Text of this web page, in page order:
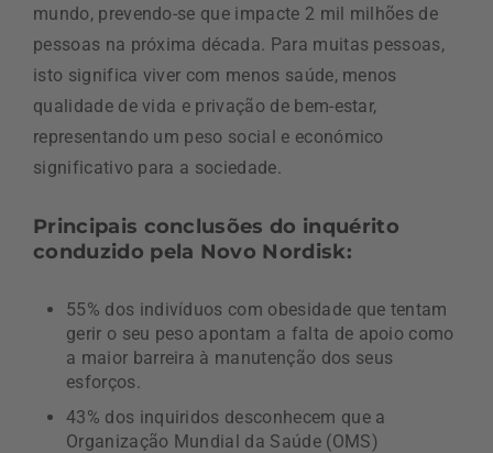
mundo, prevendo-se que impacte 2 mil milhões de
pessoas na próxima década. Para muitas pessoas,
isto significa viver com menos saúde, menos
qualidade de vida e privação de bem-estar,
representando um peso social e económico
significativo para a sociedade.
Principais conclusões do inquérito
conduzido pela Novo Nordisk:
55% dos indivíduos com obesidade que tentam
gerir o seu peso apontam a falta de apoio como
a maior barreira à manutenção dos seus
esforços.
43% dos inquiridos desconhecem que a
Organização Mundial da Saúde (OMS)